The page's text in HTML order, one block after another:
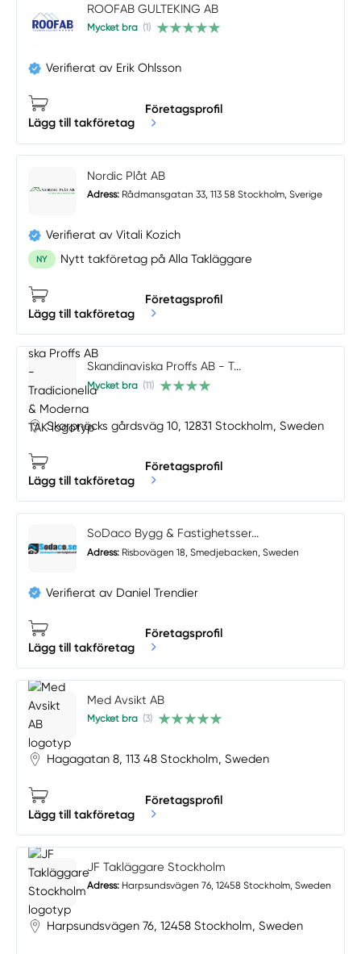
ROOFAB GULTEKING AB
Mycket bra (1)
Verifierat av Erik Ohlsson
Lägg till takföretag
Företagsprofil
Nordic Plåt AB
Adress: Rådmansgatan 33, 113 58 Stockholm, Sverige
Verifierat av Vitali Kozich
NY Nytt takföretag på Alla Takläggare
Lägg till takföretag
Företagsprofil
Skandinaviska Proffs AB - T...
Mycket bra (11)
Skarpnäcks gårdsväg 10, 12831 Stockholm, Sweden
Lägg till takföretag
Företagsprofil
SoDaco Bygg & Fastighetsser...
Adress: Risbovägen 18, Smedjebacken, Sweden
Verifierat av Daniel Trendier
Lägg till takföretag
Företagsprofil
Med Avsikt AB
Mycket bra (3)
Hagagatan 8, 113 48 Stockholm, Sweden
Lägg till takföretag
Företagsprofil
JF Takläggare Stockholm
Adress: Harpsundsvägen 76, 12458 Stockholm, Sweden
Harpsundsvägen 76, 12458 Stockholm, Sweden